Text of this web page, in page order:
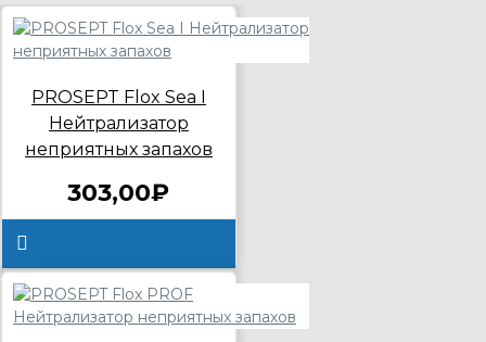
PROSEPT Flox Sea I
Нейтрализатор
неприятных запахов
303,00₽